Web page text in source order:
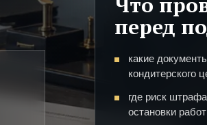
перед
какие
кондитерского
где риск
остановки